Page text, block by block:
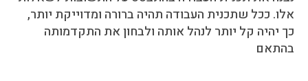
אלו. ככל שתכנית העבודה תהיה ברורה ומדוייקת יותר,
כך יהיה קל יותר לנהל אותה ולבחון את התקדמותה
בהתאם